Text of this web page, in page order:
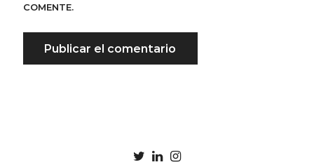
COMENTE.